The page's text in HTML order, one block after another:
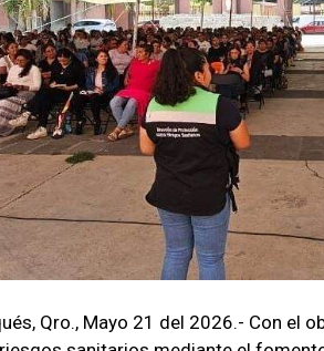
Qro., Mayo 21 del 2026.- Con el